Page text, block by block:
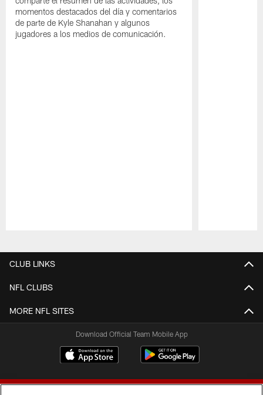
momentos destacados del día y comentarios
de parte de Kyle Shanahan y algunos
jugadores a los medios de comunicación.
CLUB LINKS
NFL CLUBS
MORE NFL SITES
Download Official Team Mobile App